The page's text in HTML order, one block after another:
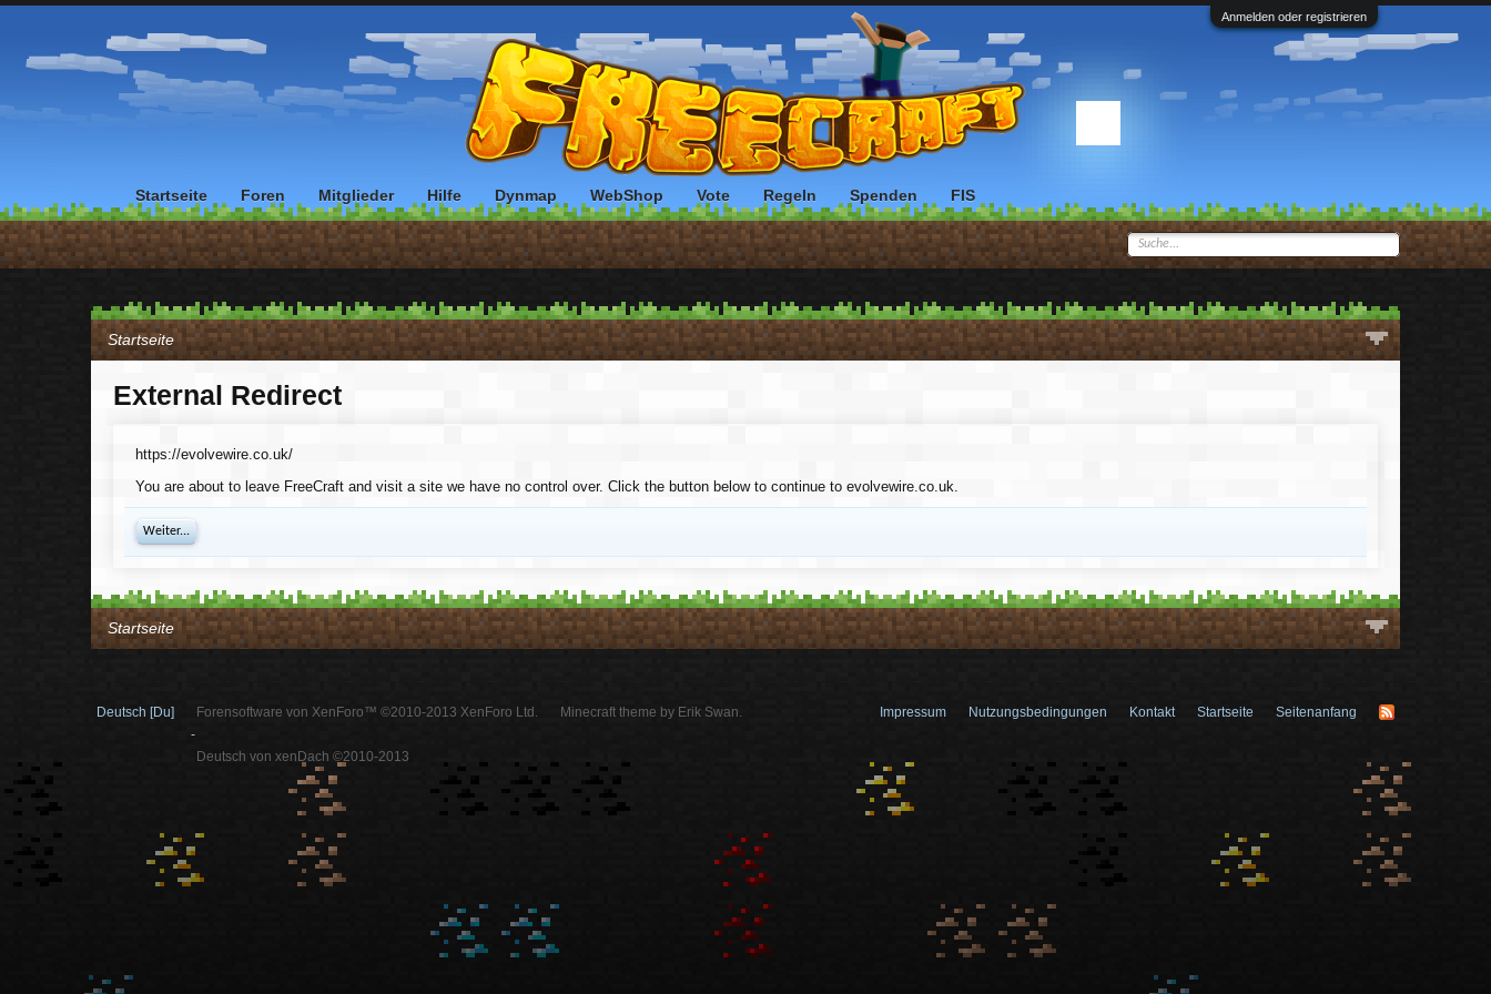
Anmelden oder registrieren
Startseite
External Redirect
https://evolvewire.co.uk/
You are about to leave FreeCraft and visit a site we have no control over. Click the button below to continue to evolvewire.co.uk.
Weiter...
Startseite
Startseite Foren Mitglieder Hilfe Dynmap WebShop Vote Regeln Spenden FIS
Deutsch [Du]
Forensoftware von XenForo™ ©2010-2013 XenForo Ltd.
-
Deutsch von xenDach ©2010-2013
Minecraft theme by Erik Swan. Impressum Nutzungsbedingungen Kontakt Startseite Seitenanfang